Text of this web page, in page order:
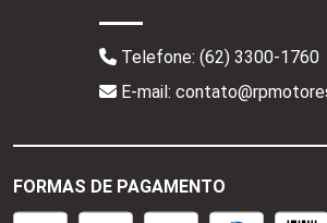
Telefone: (62) 3300-1760
E-mail:
FORMAS DE PAGAMENTO